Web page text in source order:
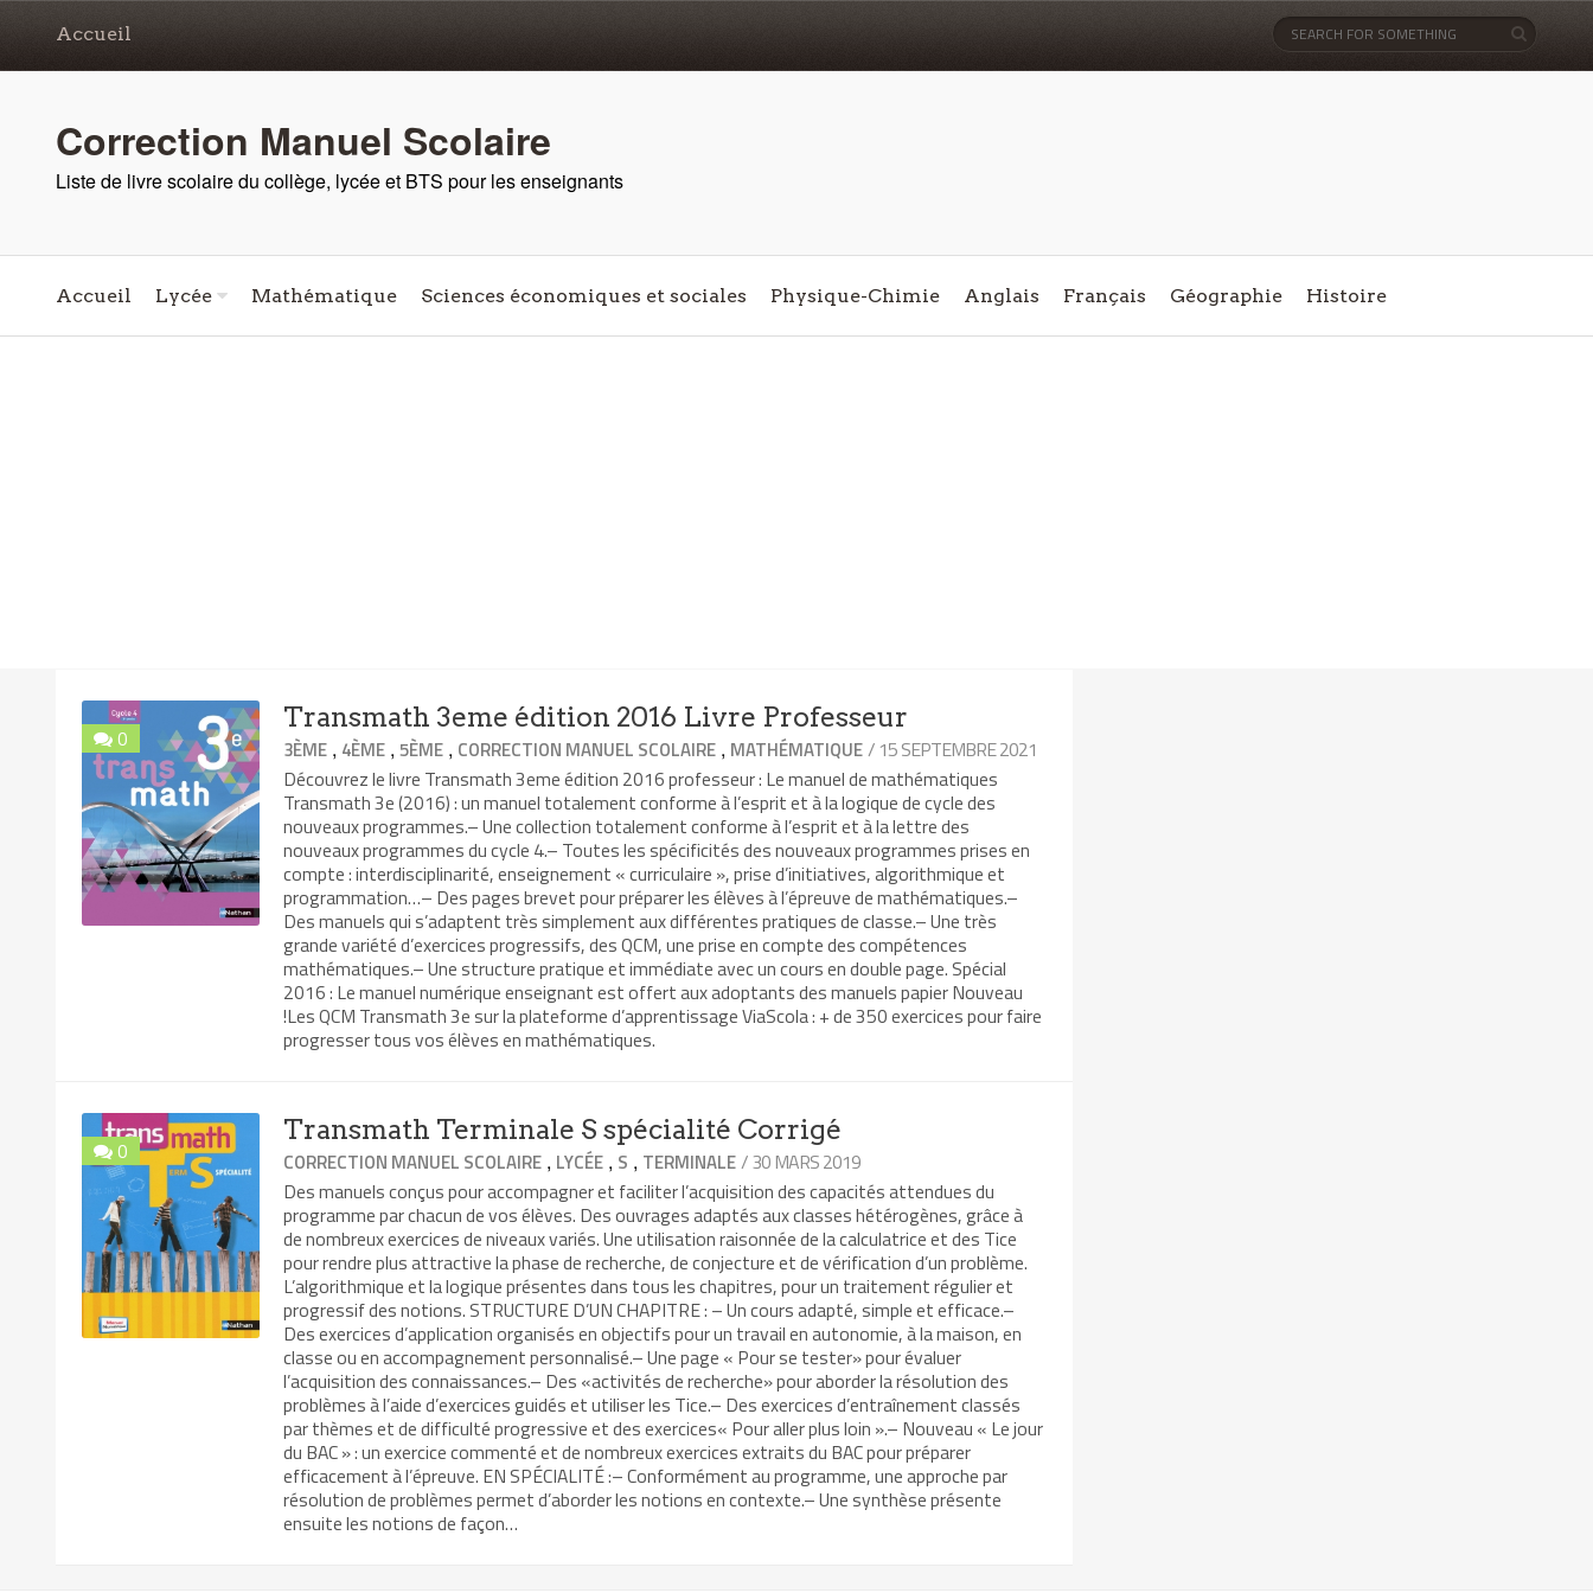
Accueil
Correction Manuel Scolaire
Liste de livre scolaire du collège, lycée et BTS pour les enseignants
Accueil Lycée Mathématique Sciences économiques et sociales Physique-Chimie Anglais Français Géographie Histoire
0
Transmath 3eme édition 2016 Livre Professeur
3ÈME , 4ÈME ,5ÈME , CORRECTION MANUEL SCOLAIRE , MATHÉMATIQUE/ 15 SEPTEMBRE 2021
Découvrez le livre Transmath 3eme édition 2016 professeur : Le manuel de mathématiques
Transmath 3e (2016) : un manuel totalement conforme à l’esprit et à la logique de cycle des
nouveaux programmes.– Une collection totalement conforme à l’esprit et à la lettre des
nouveaux programmes du cycle 4.– Toutes les spécificités des nouveaux programmes prises en
compte : interdisciplinarité, enseignement « curriculaire », prise d’initiatives, algorithmique et
programmation…– Des pages brevet pour préparer les élèves à l’épreuve de mathématiques.–
Des manuels qui s’adaptent très simplement aux différentes pratiques de classe.– Une très
grande variété d’exercices progressifs, des QCM, une prise en compte des compétences
mathématiques.– Une structure pratique et immédiate avec un cours en double page. Spécial
2016 : Le manuel numérique enseignant est offert aux adoptants des manuels papier Nouveau
!Les QCM Transmath 3e sur la plateforme d’apprentissage ViaScola : + de 350 exercices pour faire
progresser tous vos élèves en mathématiques.
0
Transmath Terminale S spécialité Corrigé
CORRECTION MANUEL SCOLAIRE , LYCÉE , S , TERMINALE/ 30 MARS 2019
Des manuels conçus pour accompagner et faciliter l’acquisition des capacités attendues du
programme par chacun de vos élèves. Des ouvrages adaptés aux classes hétérogènes, grâce à
de nombreux exercices de niveaux variés. Une utilisation raisonnée de la calculatrice et des Tice
pour rendre plus attractive la phase de recherche, de conjecture et de vérification d’un problème.
L’algorithmique et la logique présentes dans tous les chapitres, pour un traitement régulier et
progressif des notions. STRUCTURE D’UN CHAPITRE : – Un cours adapté, simple et efficace.–
Des exercices d’application organisés en objectifs pour un travail en autonomie, à la maison, en
classe ou en accompagnement personnalisé.– Une page « Pour se tester» pour évaluer
l’acquisition des connaissances.– Des «activités de recherche» pour aborder la résolution des
problèmes à l’aide d’exercices guidés et utiliser les Tice.– Des exercices d’entraînement classés
par thèmes et de difficulté progressive et des exercices« Pour aller plus loin ».– Nouveau « Le jour
du BAC » : un exercice commenté et de nombreux exercices extraits du BAC pour préparer
efficacement à l’épreuve. EN SPÉCIALITÉ :– Conformément au programme, une approche par
résolution de problèmes permet d’aborder les notions en contexte.– Une synthèse présente
ensuite les notions de façon…